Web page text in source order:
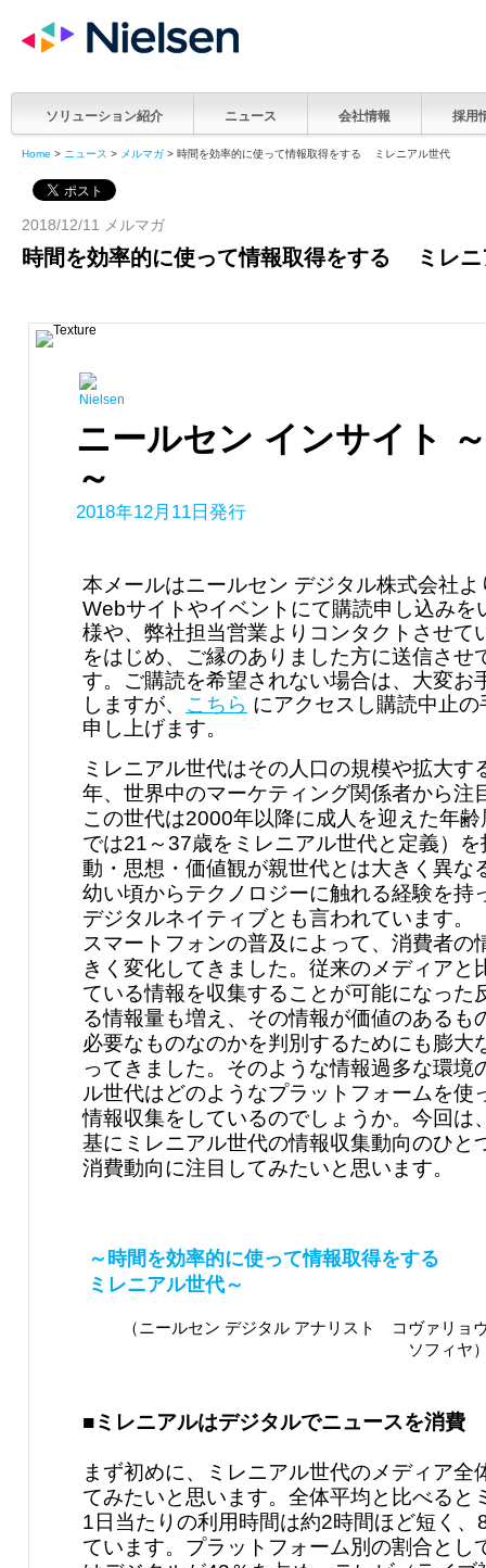
ソリューション紹介 ニュース 会社情報 採用
Home > ニュース > メルマガ > 時間を効率的に使って情報取得をする ミレニアル世代
2018/12/11 メルマガ
時間を効率的に使って情報取得をする ミレニ
ニールセン インサイト
～
2018年12月11日発行
本メールはニールセン デジタル株式会社
Webサイトやイベントにて購読申し込みを
様や、弊社担当営業よりコンタクトさせて
をはじめ、ご縁のありました方に送信させ
す。ご購読を希望されない場合は、大変お
しますが、 こちら にアクセスし購読中止
申し上げます。
ミレニアル世代はその人口の規模や拡大す
年、世界中のマーケティング関係者から注
この世代は2000年以降に成人を迎えた年
では21～37歳をミレニアル世代と定義）
動・思想・価値観が親世代とは大きく異な
幼い頃からテクノロジーに触れる経験を持
デジタルネイティブとも言われています。
スマートフォンの普及によって、消費者の
きく変化してきました。従来のメディアと
ている情報を収集することが可能になった
る情報量も増え、その情報が価値のあるも
必要なものなのかを判別するためにも膨大
ってきました。そのような情報過多な環境
ル世代はどのようなプラットフォームを使
情報収集をしているのでしょうか。今回は
基にミレニアル世代の情報収集動向のひと
消費動向に注目してみたいと思います。
～時間を効率的に使って情報取得をする
ミレニアル世代～
（ニールセン デジタル アナリスト コヴァリョ
ソフィ
■ミレニアルはデジタルでニュースを消費
まず初めに、ミレニアル世代のメディア全
てみたいと思います。全体平均と比べると
1日当たりの利用時間は約2時間ほど短く
ています。プラットフォーム別の割合とし